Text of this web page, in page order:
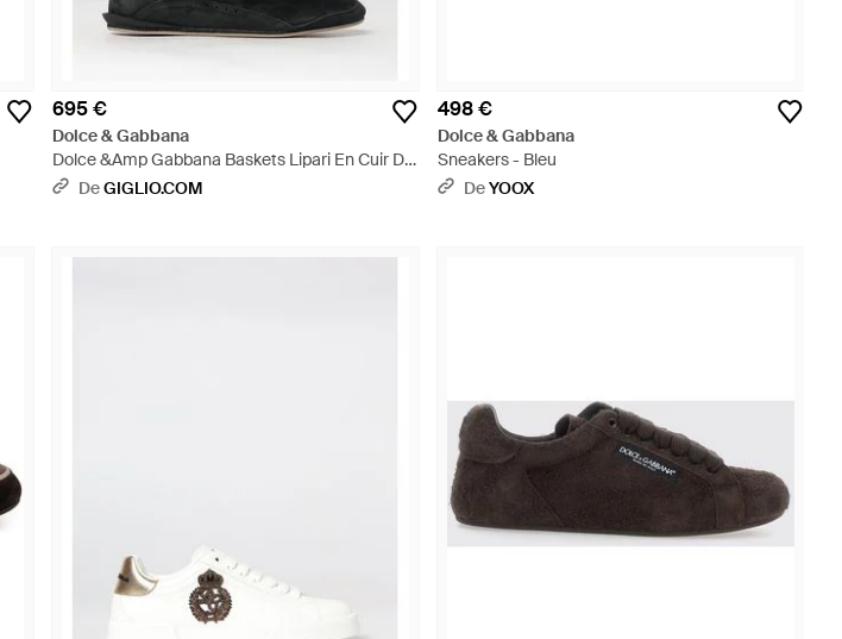
695 €
Dolce & Gabbana
Dolce &Amp Gabbana Baskets Lipari En Cuir De
Veau Suédé Avec Logo Imprimé - Noir
DeGIGLIO.COM
498 €
Dolce & Gabbana
Sneakers - Bleu
DeYOOX